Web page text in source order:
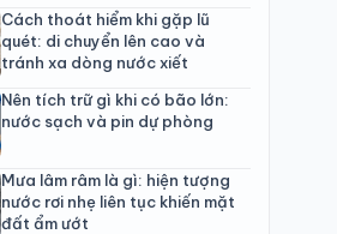
Cách thoát hiểm khi gặp lũ
quét: di chuyển lên cao và
tránh xa dòng nước xiết
Nên tích trữ gì khi có bão lớn:
nước sạch và pin dự phòng
Mưa lâm râm là gì: hiện tượng
nước rơi nhẹ liên tục khiến mặt
đất ẩm ướt